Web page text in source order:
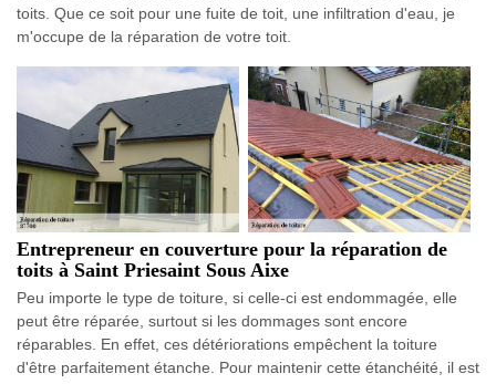
toits. Que ce soit pour une fuite de toit, une infiltration d'eau, je
m'occupe de la réparation de votre toit.
Entrepreneur en couverture pour la réparation de
toits à Saint Priesaint Sous Aixe
Peu importe le type de toiture, si celle-ci est endommagée, elle
peut être réparée, surtout si les dommages sont encore
réparables. En effet, ces détériorations empêchent la toiture
d'être parfaitement étanche. Pour maintenir cette étanchéité, il est